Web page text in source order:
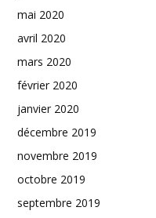
mai 2020
avril 2020
mars 2020
février 2020
janvier 2020
décembre 2019
novembre 2019
octobre 2019
septembre 2019